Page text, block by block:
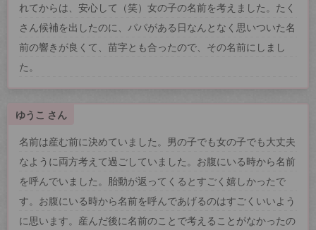
れてからは、安心して（笑）女の子の名前を考えました。たく
さん候補を出したのに、パパがある日なんとなく思いついた名
前の響きが良くて、苗字とも合ったので、その名前にしまし
た。
ゆうこ さん
名前は産む前に決めていました。男の子でも女の子でも大丈夫
なように両方考えて過ごしていました。お腹にいる時から名前
を呼んでいました。胎動が返ってくるとすごく嬉しかったで
す。お腹にいる時から名前を呼んであげるのはすごくいいよう
に思います。産んだ後に名前のことで考えることがなかったの